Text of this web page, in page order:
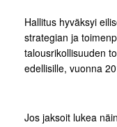
Hallitus hyväksyi
strategian ja
talousrikollisuuden
edellisille, vuonna
Jos jaksoit lukea